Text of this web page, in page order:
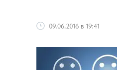
09.06.2016 в 19:41